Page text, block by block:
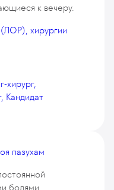
к вечеру.
хирургии
хирург,
Кандидат
пазухам
болями